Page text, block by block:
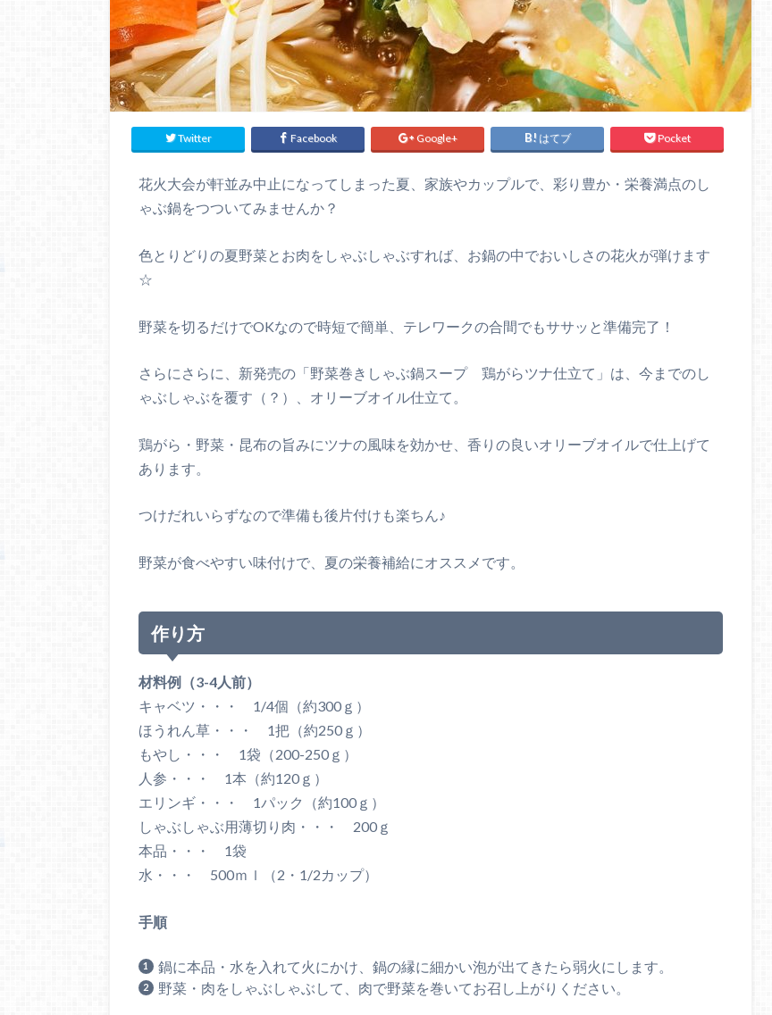
Twitter Facebook Google+ はてブ Pocket
花火大会が軒並み中止になってしまった夏、家族やカップルで、彩り豊か・栄養満点のし
ゃぶ鍋をつついてみませんか？
色とりどりの夏野菜とお肉をしゃぶしゃぶすれば、お鍋の中でおいしさの花火が弾けます
☆
野菜を切るだけでOKなので時短で簡単、テレワークの合間でもササッと準備完了！
さらにさらに、新発売の「野菜巻きしゃぶ鍋スープ 鶏がらツナ仕立て」は、今までのし
ゃぶしゃぶを覆す（？）、オリーブオイル仕立て。
鶏がら・野菜・昆布の旨みにツナの風味を効かせ、香りの良いオリーブオイルで仕上げて
あります。
つけだれいらずなので準備も後片付けも楽ちん♪
野菜が食べやすい味付けで、夏の栄養補給にオススメです。
作り方
材料例（3-4人前）
キャベツ・・・ 1/4個（約300ｇ）
ほうれん草・・・ 1把（約250ｇ）
もやし・・・ 1袋（200-250ｇ）
人参・・・ 1本（約120ｇ）
エリンギ・・・ 1パック（約100ｇ）
しゃぶしゃぶ用薄切り肉・・・ 200ｇ
本品・・・ 1袋
水・・・ 500ｍｌ（2・1/2カップ）
手順
鍋に本品・水を入れて火にかけ、鍋の縁に細かい泡が出てきたら弱火にします。
野菜・肉をしゃぶしゃぶして、肉で野菜を巻いてお召し上がりください。